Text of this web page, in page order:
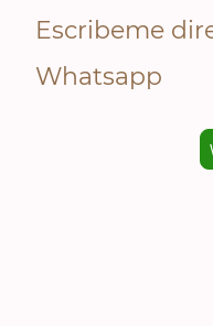
Escribeme
Whatsapp